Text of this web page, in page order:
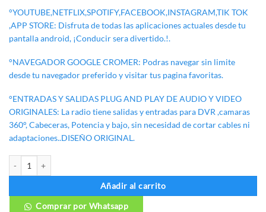
°YOUTUBE,NETFLIX,SPOTIFY,FACEBOOK,INSTAGRAM,TIK TOK
,APP STORE: Disfruta de todas las aplicaciones actuales desde tu
pantalla android, ¡Conducir sera divertido.!.
°NAVEGADOR GOOGLE CROMER: Podras navegar sin limite
desde tu navegador preferido y visitar tus pagina favoritas.
°ENTRADAS Y SALIDAS PLUG AND PLAY DE AUDIO Y VIDEO
ORIGINALES: La radio tiene salidas y entradas para DVR ,camaras
360°, Cabeceras, Potencia y bajo, sin necesidad de cortar cables ni
adaptaciones..DISEÑO ORIGINAL.
Añadir al carrito
Comprar por Whatsapp